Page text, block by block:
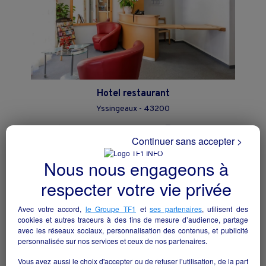
Hotel restaurant
Yssingeaux - 43200
Nous nous engageons à
respecter votre vie privée
Avec votre accord, le Groupe TF1 etses partenaires, utilisent des
cookies et autres traceurs à des fins de mesure d’audience, partage
avec les réseaux sociaux, personnalisation des contenus, et publicité
personnalisée sur nos services et ceux de nos partenaires.
Vous avez aussi le choix d'accepter ou de refuser l’utilisation, de la part
Continuer sans accepter >